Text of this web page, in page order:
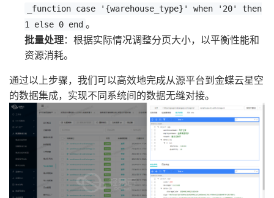
_function case '{warehouse_type}' when '20' then
1 else 0 end 。
批量处理：根据实际情况调整分页大小，以平衡性能和
资源消耗。
通过以上步骤，我们可以高效地完成从源平台到金蝶云星空
的数据集成，实现不同系统间的数据无缝对接。